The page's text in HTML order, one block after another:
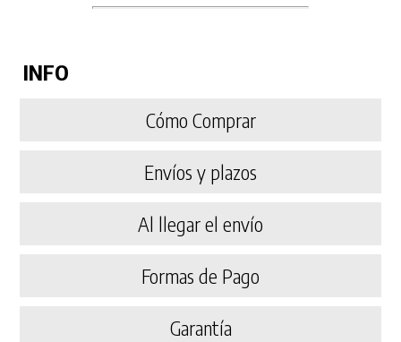
INFO
Cómo Comprar
Envíos y plazos
Al llegar el envío
Formas de Pago
Garantía